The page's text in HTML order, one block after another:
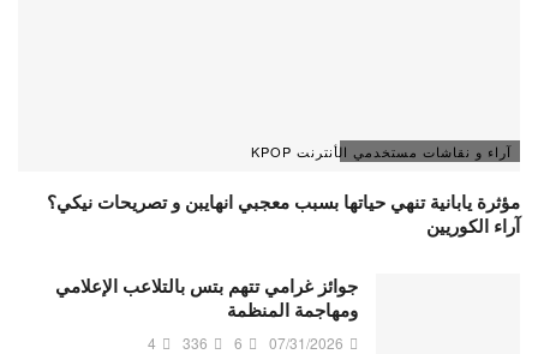
آراء و نقاشات مستخدمي الأنترنت KPOP
مؤثرة يابانية تنهي حياتها بسبب معجبي انهايبن و تصريحات نيكي؟
آراء الكوريين
جوائز غرامي تتهم بتس بالتلاعب الإعلامي
ومهاجمة المنظمة
07/31/2026
6
336
4